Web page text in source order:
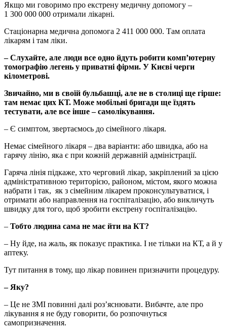
Якщо ми говоримо про екстрену медичну допомогу –
1 300 000 000 отримали лікарні.
Стаціонарна медична допомога 2 411 000 000. Там оплата
лікарям і там ліки.
– Слухайте, але люди все одно йдуть робити комп’ютерну
томографію легень у приватні фірми. У Києві черги
кілометрові.
Звичайно, ми в своїй бульбашці, але не в столиці ще гірше:
там немає цих КТ. Може мобільні бригади ще їздять
тестувати, але все інше – самолікування.
– Є симптом, звертаємось до сімейного лікаря.
Немає сімейного лікаря – два варіанти: або швидка, або на
гарячу лінію, яка є при кожній державній адміністрації.
Гаряча лінія підкаже, хто черговий лікар, закріплений за цією
адміністративною територією, районом, містом, якого можна
набрати і так, як з сімейним лікарем проконсультуватися, і
отримати або направлення на госпіталізацію, або викличуть
швидку для того, щоб зробити екстрену госпіталізацію.
– Тобто людина сама не має йти на КТ?
– Ну йде, на жаль, як показує практика. І не тільки на КТ, а й у
аптеку.
Тут питання в тому, що лікар повинен призначити процедуру.
– Яку?
– Це не ЗМІ повинні далі роз’яснювати. Вибачте, але про
лікування я не буду говорити, бо розпочнуться
самопризначення.